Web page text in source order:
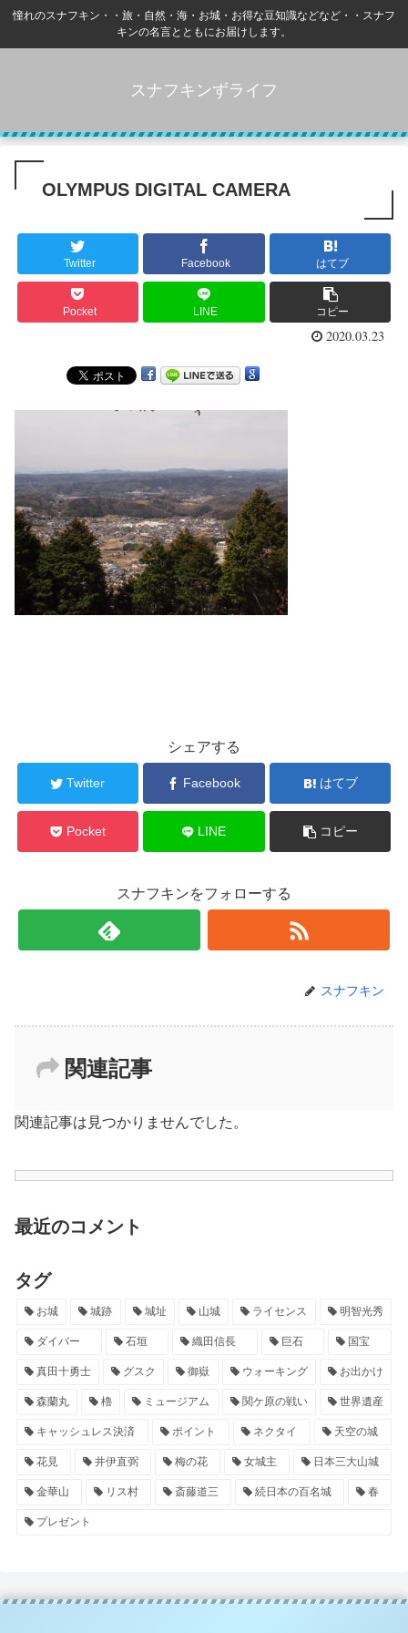
憧れのスナフキン・・旅・自然・海・お城・お得な豆知識などなど・・スナフ
キンの名言とともにお届けします。
スナフキンずライフ
OLYMPUS DIGITAL CAMERA
Twitter Facebook はてブ
Pocket LINE コピー
2020.03.23
シェアする
Twitter Facebook はてブ
Pocket LINE コピー
スナフキンをフォローする
スナフキン
関連記事
関連記事は見つかりませんでした。
最近のコメント
タグ
お城 城跡 城址 山城 ライセンス 明智光秀
ダイバー 石垣 織田信長 巨石 国宝
真田十勇士 グスク 御嶽 ウォーキング お出かけ
森蘭丸 櫓 ミュージアム 関ケ原の戦い 世界遺産
キャッシュレス決済 ポイント ネクタイ 天空の城
花見 井伊直弼 梅の花 女城主 日本三大山城
金華山 リス村 斎藤道三 続日本の百名城 春
プレゼント